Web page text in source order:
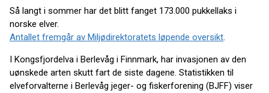
Så langt i sommer har det blitt fanget 173.000 pukkellaks i
norske elver.
Antallet fremgår av Miljødirektoratets løpende oversikt.
I Kongsfjordelva i Berlevåg i Finnmark, har invasjonen av den
uønskede arten skutt fart de siste dagene. Statistikken til
elveforvalterne i Berlevåg jeger- og fiskerforening (BJFF) viser